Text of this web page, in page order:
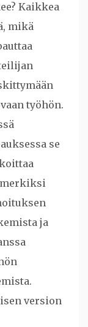
Kaikkea
mikä
työhön.
se
ja
version